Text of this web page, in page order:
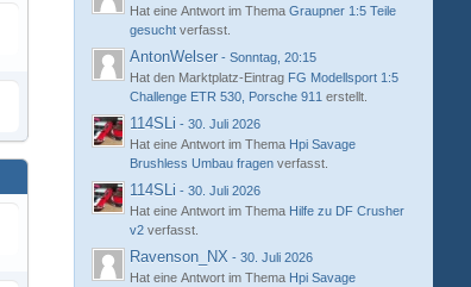
Hat eine Antwort im Thema Graupner 1:5 Teile
gesucht verfasst.
AntonWelser - Sonntag, 20:15
Hat den Marktplatz-Eintrag FG Modellsport 1:5
Challenge ETR 530, Porsche 911 erstellt.
114SLi - 30. Juli 2026
Hat eine Antwort im Thema Hpi Savage
Brushless Umbau fragen verfasst.
114SLi - 30. Juli 2026
Hat eine Antwort im Thema Hilfe zu DF Crusher
v2 verfasst.
Ravenson_NX - 30. Juli 2026
Hat eine Antwort im Thema Hpi Savage